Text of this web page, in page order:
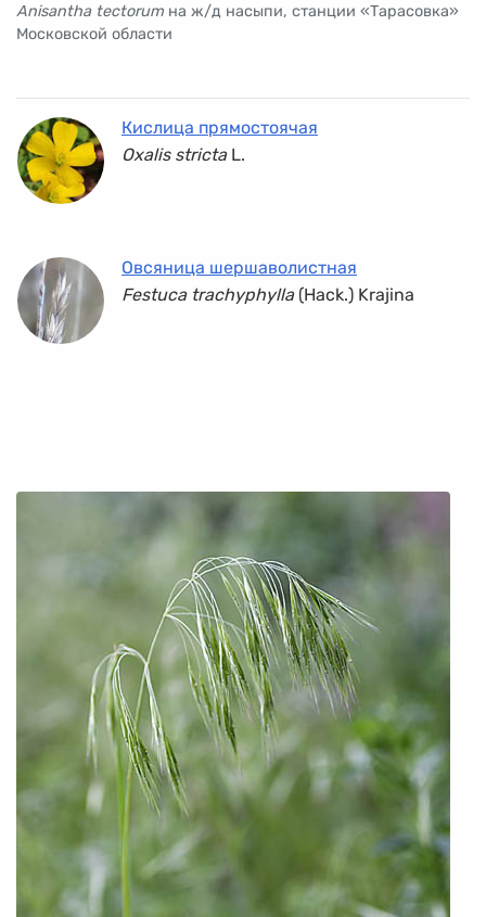
Anisantha tectorum на ж/д насыпи, станции «Тарасовка»
Московской области
Кислица прямостоячая
Oxalis strictaL.
Овсяница шершаволистная
Festuca trachyphylla(Hack.) Krajina